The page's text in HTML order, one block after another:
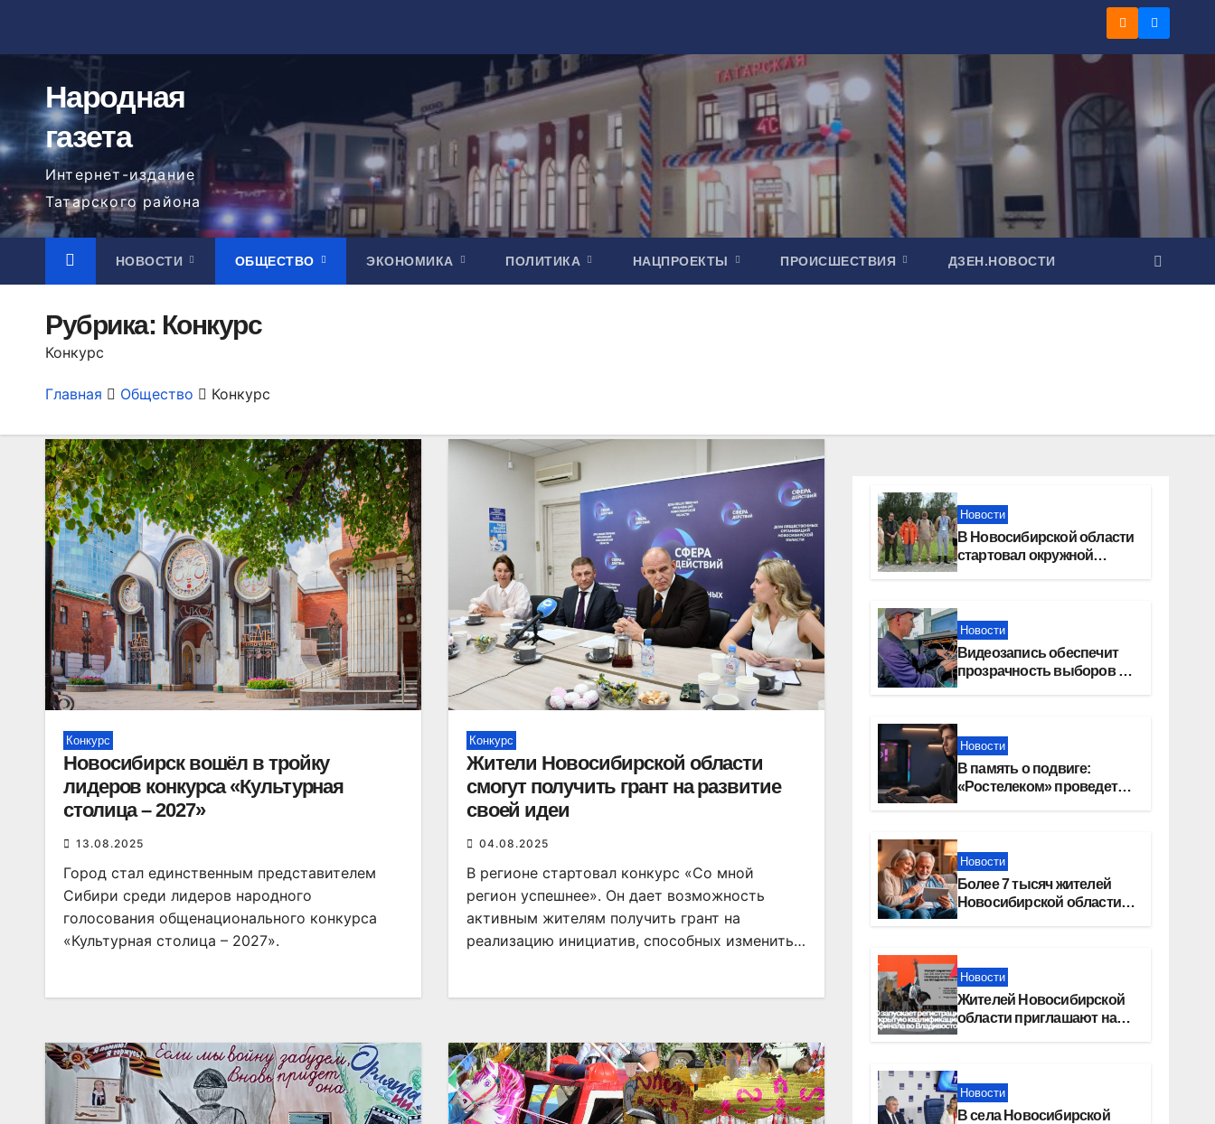
содержимому
Народная
газета
Интернет-издание
Татарского района
НОВОСТИ ОБЩЕСТВО ЭКОНОМИКА ПОЛИТИКА НАЦПРОЕКТЫ ПРОИСШЕСТВИЯ ДЗЕН.НОВОСТИ
Рубрика: Конкурс
Конкурс
Главная Общество Конкурс
Конкурс
Новосибирск вошёл в тройку
лидеров конкурса «Культурная
столица – 2027»
13.08.2025
Город стал единственным представителем
Сибири среди лидеров народного
голосования общенационального конкурса
«Культурная столица – 2027».
Конкурс
Жители Новосибирской области
смогут получить грант на развитие
своей идеи
04.08.2025
В регионе стартовал конкурс «Со мной
регион успешнее». Он дает возможность
активным жителям получить грант на
реализацию инициатив, способных изменить…
Новости
В Новосибирской области
стартовал окружной
туристский слет молодежи
Новости
Видеозапись обеспечит
прозрачность выборов в
Госдуму в Новосибирской
Новости
В память о подвиге:
«Ростелеком» проведет
кибертурнир «Битва за
Новости
Более 7 тысяч жителей
Новосибирской области
получили увеличение
Новости
Жителей Новосибирской
области приглашают на
открытую квалификацию
Новости
В села Новосибирской